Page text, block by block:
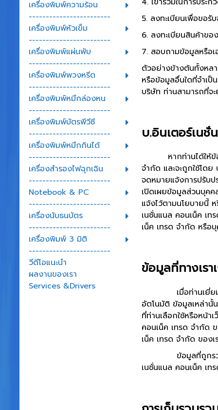
เครื่องพิมพ์ความร้อน
------------------------
เครื่องพิมพ์หัวเข็ม
------------------------
เครื่องพิมพ์แผ่นพับ
------------------------
เครื่องพิมพ์พวงหรีด
------------------------
เครื่องพิมพ์หมึกล่องหน
------------------------
เครื่องพิมพ์บัตรพีวีซี
------------------------
เครื่องพิมพ์หมึกกินได้
------------------------
เครื่องสำรองไฟฉุกเฉิน
------------------------
Notebook & PC
------------------------
เครื่องนับธนบัตร
------------------------
เครื่องพิมพ์ 3 มิติ
------------------------
วีดีโอแนะนำ
ผลงานของเรา
Services &Drivers
5. ลงทะเบียนเพื่อขอรั
6. ลงทะเบียนสินค้าขอ
7. สอบถามข้อมูลหรือ
ตัวอย่างข้างต้นทั้งหล
หรือข้อมูลอื่นใดที่จำเ
บริษัท ท่านสามารถที่จ
บ.อินเตอร์เน
หากท่านได้ให้ข้อมูล
จำกัด และจะถูกใช้โด
จดหมายแจ้งการปรับป
เปิดเผยข้อมูลส่วนบุค
แจ้งไว้ตามนโยบายนี้
เนชั่นแนล คอนเน็ค เ
เน็ค เทรด จำกัด หรือ
ข้อมูลที่ทางเร
เมื่อท่านเยี่ยมชมเว็
อัตโนมัติ ข้อมูลเหล่านั้
ที่ท่านเลือกใช้หรือหน้า
คอนเน็ค เทรด จำกัด
เน็ค เทรด จำกัด ของ
ข้อมูลที่ถูกรวบรวมโ
เนชั่นแนล คอนเน็ค เท